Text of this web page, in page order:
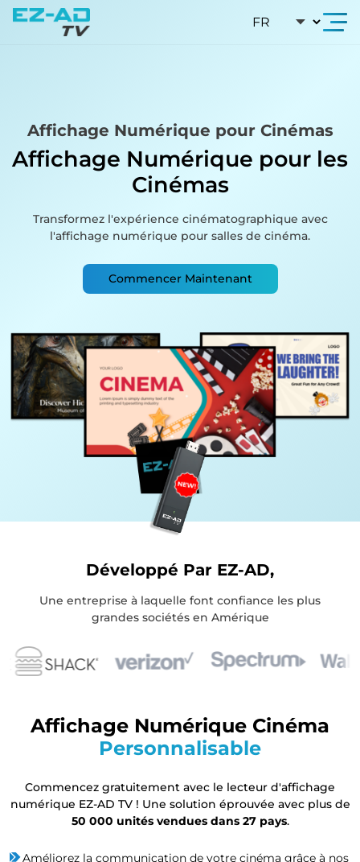
Affichage Numérique pour Cinémas
Affichage Numérique pour les
Cinémas
Transformez l'expérience cinématographique avec
l'affichage numérique pour salles de cinéma.
Commencer Maintenant
Développé Par EZ-AD,
Une entreprise à laquelle font confiance les plus
grandes sociétés en Amérique
Affichage Numérique Cinéma
Personnalisable
Commencez gratuitement avec le lecteur d'affichage
numérique EZ-AD TV ! Une solution éprouvée avec plus de
50 000 unités vendues dans 27 pays.
Améliorez la communication de votre cinéma grâce à nos